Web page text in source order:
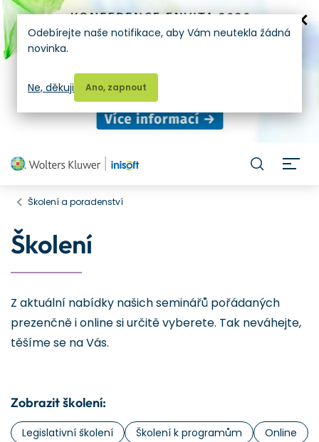
Školení a poradenství
Školení
Z aktuální nabídky našich seminářů pořádaných
prezenčně i online si určitě vyberete. Tak neváhejte,
těšíme se na Vás.
Zobrazit školení:
Legislativní školení Školení k programům
Online
Odebírejte naše notifikace, aby Vám neutekla žádná
novinka.
Ano, zapnout
Ne, děkuji